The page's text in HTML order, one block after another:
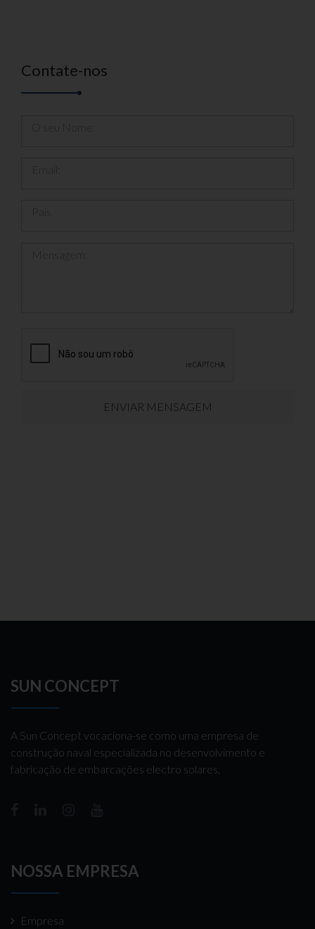
Contate-nos
Mensagem:
ENVIAR MENSAGEM
SUN CONCEPT
A Sun Concept vocaciona-se como uma empresa de
construção naval especializada no desenvolvimento e
fabricação de embarcações electro solares,
NOSSA EMPRESA
Empresa